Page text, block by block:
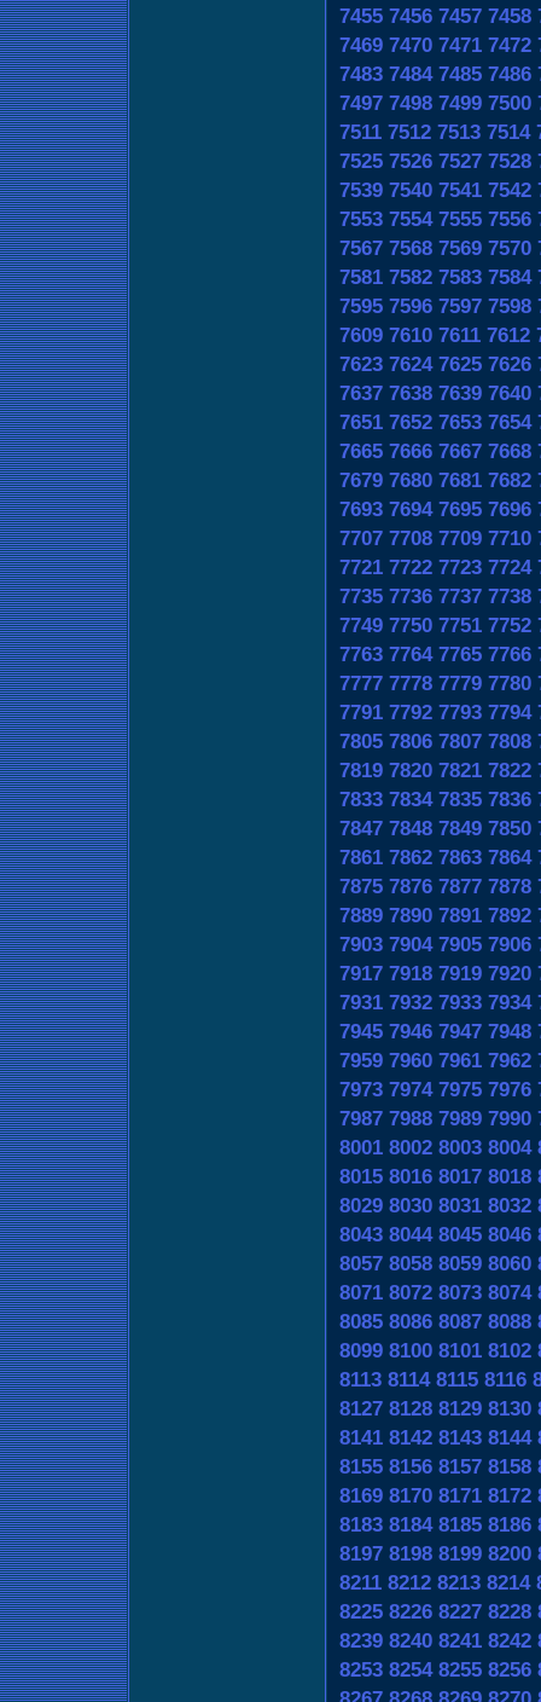
7455 7456 7457 7458
7469 7470 7471 7472
7483 7484 7485 7486
7497 7498 7499 7500
7511 7512 7513 7514
7525 7526 7527 7528
7539 7540 7541 7542
7553 7554 7555 7556
7567 7568 7569 7570
7581 7582 7583 7584
7595 7596 7597 7598
7609 7610 7611 7612
7623 7624 7625 7626
7637 7638 7639 7640
7651 7652 7653 7654
7665 7666 7667 7668
7679 7680 7681 7682
7693 7694 7695 7696
7707 7708 7709 7710
7721 7722 7723 7724
7735 7736 7737 7738
7749 7750 7751 7752
7763 7764 7765 7766
7777 7778 7779 7780
7791 7792 7793 7794
7805 7806 7807 7808
7819 7820 7821 7822
7833 7834 7835 7836
7847 7848 7849 7850
7861 7862 7863 7864
7875 7876 7877 7878
7889 7890 7891 7892
7903 7904 7905 7906
7917 7918 7919 7920
7931 7932 7933 7934
7945 7946 7947 7948
7959 7960 7961 7962
7973 7974 7975 7976
7987 7988 7989 7990
8001 8002 8003 8004
8015 8016 8017 8018
8029 8030 8031 8032
8043 8044 8045 8046
8057 8058 8059 8060
8071 8072 8073 8074
8085 8086 8087 8088
8099 8100 8101 8102
8113 8114 8115 8116
8127 8128 8129 8130
8141 8142 8143 8144
8155 8156 8157 8158
8169 8170 8171 8172
8183 8184 8185 8186
8197 8198 8199 8200
8211 8212 8213 8214
8225 8226 8227 8228
8239 8240 8241 8242
8253 8254 8255 8256